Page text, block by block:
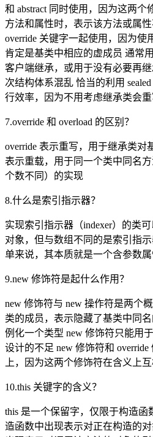
和 abstract 同时使用，因为这两
方法和属性时，表示该方法或属
override 关键字一起使用，因为使
肯定是基类中相应的虚成员 通常
客户端继承，或用于没有必要再
次结构体系混乱 恰当的利用
行效率，因为不用考虑继承类会
7.override 和 overload 的区别？
override 表示重写，用于继承类对
表示重载，用于同一个类中同名
个数不同）的实现
8.什么是索引指示器？
实现索引指示器（indexer）的类
对象，但与数组不同的是索引指
单来说，其本质就是一个含参数属
9.new 修饰符是起什么作用？
new 修饰符与 new 操作符是两个
类的成员，表示隐藏了基类中同
例化一个类型 new 修饰符只能用
设计的不足 new 修饰符和
上，因为这两个修饰符在含义上
10.this 关键字的含义？
this 是一个保留字，仅限于构造
造函数中出现表示对正在构造的